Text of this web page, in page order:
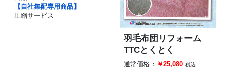
【自社集配専用商品】
圧縮サービス
羽毛布団リフォーム
TTCとくとく
通常価格： ￥25,080 税込